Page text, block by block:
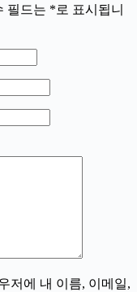
필드는 *로 표시됩니
저에 내 이름, 이메일,